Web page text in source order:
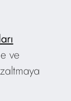
ve